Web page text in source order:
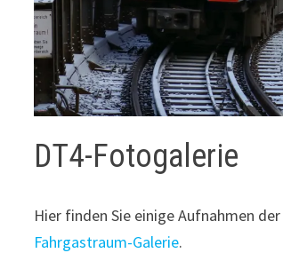
DT4-Fotogalerie
Hier finden Sie einige Aufnahmen
Fahrgastraum-Galerie.